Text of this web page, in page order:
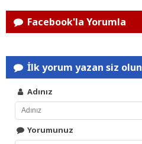
Facebook'la Yorumla
İlk yorum yazan siz olun
Adınız
Yorumunuz